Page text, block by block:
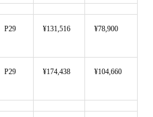
P29 ¥131,516 ¥78,900
P29 ¥174,438 ¥104,660